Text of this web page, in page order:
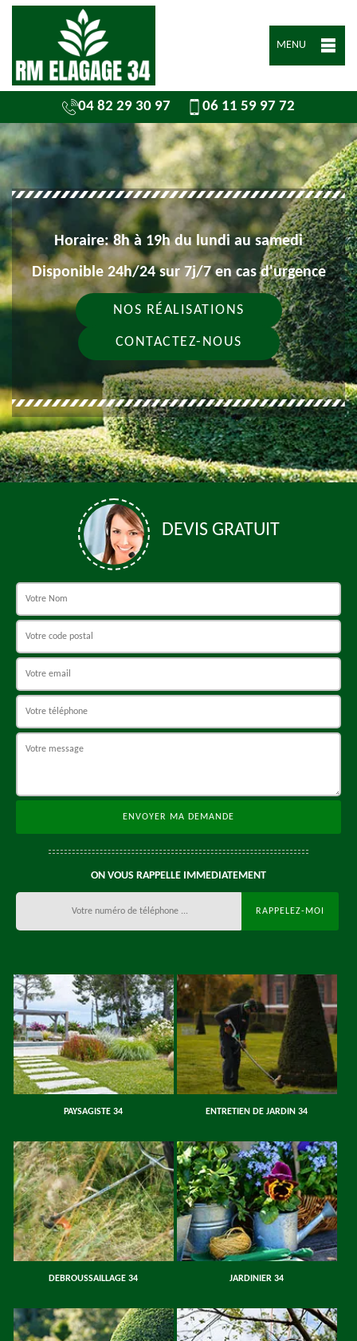
MENU
04 82 29 30 97 06 11 59 97 72
Horaire: 8h à 19h du lundi au samedi
Disponible 24h/24 sur 7j/7 en cas d'urgence
NOS RÉALISATIONS
CONTACTEZ-NOUS
DEVIS GRATUIT
ON VOUS RAPPELLE IMMEDIATEMENT
PAYSAGISTE 34 ENTRETIEN DE JARDIN 34
DEBROUSSAILLAGE 34 JARDINIER 34